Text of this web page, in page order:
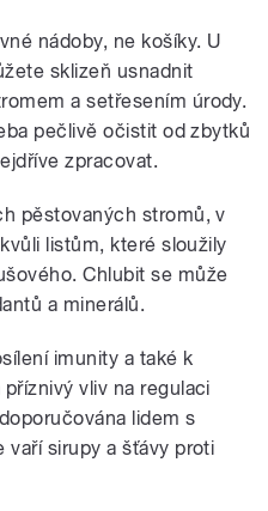
nádoby, ne košíky. U
sklizeň usnadnit
a setřesením úrody.
pečlivě očistit od zbytků
zpracovat.
pěstovaných stromů, v
listům, které sloužily
Chlubit se může
a minerálů.
imunity a také k
vliv na regulaci
lidem s
vaří sirupy a šťávy proti